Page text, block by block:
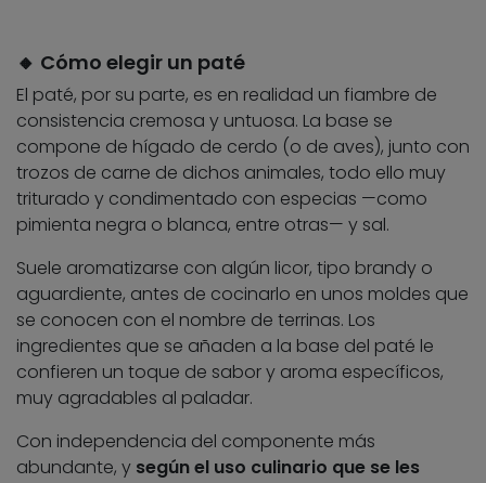
🔸 Cómo elegir un paté
El paté, por su parte, es en realidad un fiambre de
consistencia cremosa y untuosa. La base se
compone de hígado de cerdo (o de aves), junto con
trozos de carne de dichos animales, todo ello muy
triturado y condimentado con especias —como
pimienta negra o blanca, entre otras— y sal.
Suele aromatizarse con algún licor, tipo brandy o
aguardiente, antes de cocinarlo en unos moldes que
se conocen con el nombre de terrinas. Los
ingredientes que se añaden a la base del paté le
confieren un toque de sabor y aroma específicos,
muy agradables al paladar.
Con independencia del componente más
abundante, y según el uso culinario que se les